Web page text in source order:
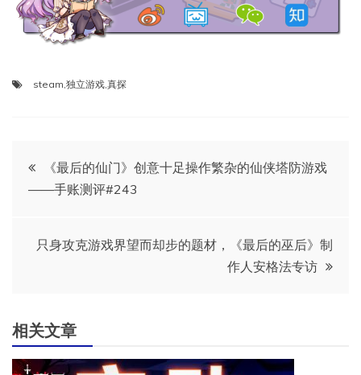
steam,独立游戏,真探
文
导
《最后的仙门》创意十足操作繁杂的仙侠塔防游戏
——手账测评#243
只身攻克游戏界望而却步的题材，《最后的巫后》制
作人安格法专访
相关文章